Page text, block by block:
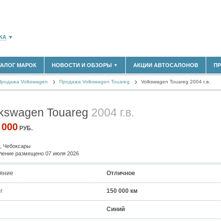
▼
(14304)
МАРОК НОВОСТИ И ОБЗОРЫ ▼
НОВОСТИ РЫНКА
МАТЕРИАЛЫ ПАРТНЕРОВ
АКЦИИ АВТОСАЛОНОВ
Volkswagen Продажа Volkswagen Touareg Volkswagen Touareg 2004 г.в.
Touareg 2004 г.в.
РУБ.
Чебоксары
размещено 07 июля 2026
Отличное
150 000 км
Синий